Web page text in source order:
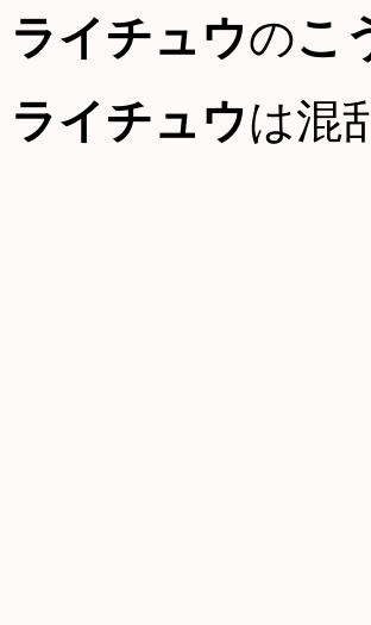
ライチュウのこ
ライチュウは混